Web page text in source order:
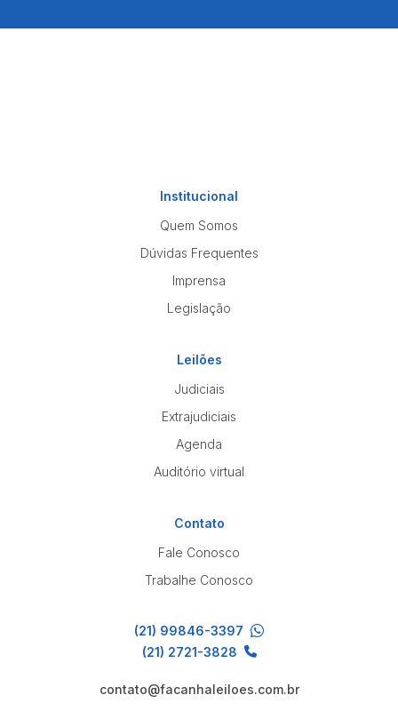
Institucional
Quem Somos
Dúvidas Frequentes
Imprensa
Legislação
Leilões
Judiciais
Extrajudiciais
Agenda
Auditório virtual
Contato
Fale Conosco
Trabalhe Conosco
(21) 99846-3397
(21) 2721-3828
contato@facanhaleiloes.com.br